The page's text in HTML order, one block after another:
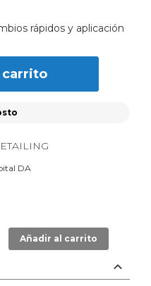
rápidos y aplicación
carrito
DA
Añadir al carrito